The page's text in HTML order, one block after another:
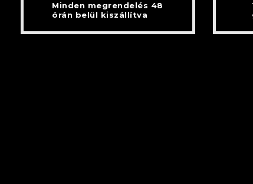
Minden megrendelés 48
órán belül kiszállítva